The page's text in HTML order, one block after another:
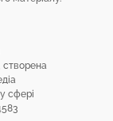
створена
сфері